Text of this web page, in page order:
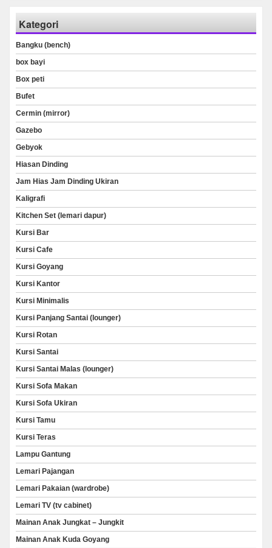
Kategori
Bangku (bench)
box bayi
Box peti
Bufet
Cermin (mirror)
Gazebo
Gebyok
Hiasan Dinding
Jam Hias Jam Dinding Ukiran
Kaligrafi
Kitchen Set (lemari dapur)
Kursi Bar
Kursi Cafe
Kursi Goyang
Kursi Kantor
Kursi Minimalis
Kursi Panjang Santai (lounger)
Kursi Rotan
Kursi Santai
Kursi Santai Malas (lounger)
Kursi Sofa Makan
Kursi Sofa Ukiran
Kursi Tamu
Kursi Teras
Lampu Gantung
Lemari Pajangan
Lemari Pakaian (wardrobe)
Lemari TV (tv cabinet)
Mainan Anak Jungkat – Jungkit
Mainan Anak Kuda Goyang